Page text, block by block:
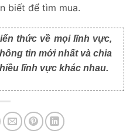
biết để tìm mua.
thức về mọi lĩnh vực,
tin mới nhất và chia
lĩnh vực khác nhau.